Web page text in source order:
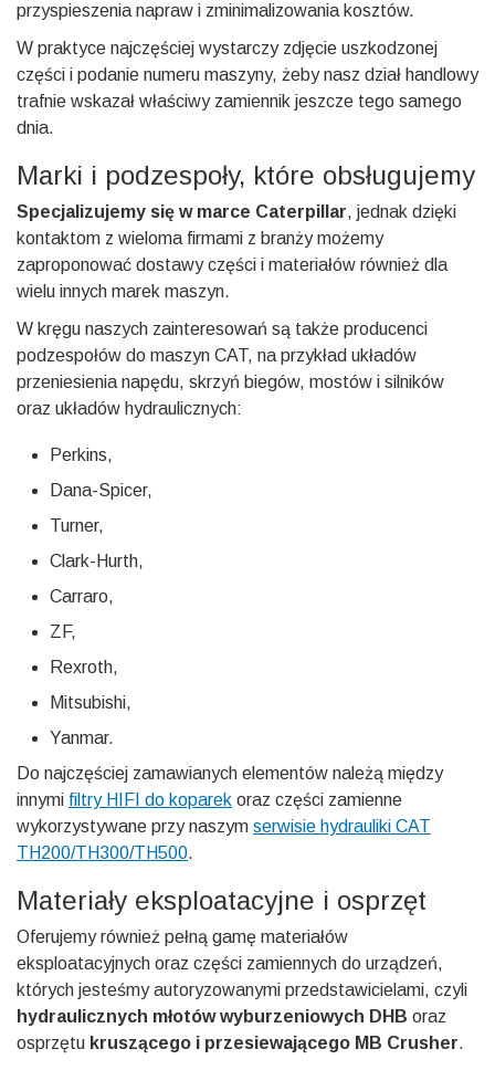
przyspieszenia napraw i zminimalizowania kosztów.
W praktyce najczęściej wystarczy zdjęcie uszkodzonej
części i podanie numeru maszyny, żeby nasz dział handlowy
trafnie wskazał właściwy zamiennik jeszcze tego samego
dnia.
Marki i podzespoły, które obsługujemy
Specjalizujemy się w marce Caterpillar, jednak dzięki
kontaktom z wieloma firmami z branży możemy
zaproponować dostawy części i materiałów również dla
wielu innych marek maszyn.
W kręgu naszych zainteresowań są także producenci
podzespołów do maszyn CAT, na przykład układów
przeniesienia napędu, skrzyń biegów, mostów i silników
oraz układów hydraulicznych:
Perkins,
Dana-Spicer,
Turner,
Clark-Hurth,
Carraro,
ZF,
Rexroth,
Mitsubishi,
Yanmar.
Do najczęściej zamawianych elementów należą między
innymi filtry HIFI do koparek oraz części zamienne
wykorzystywane przy naszym serwisie hydrauliki CAT
TH200/TH300/TH500.
Materiały eksploatacyjne i osprzęt
Oferujemy również pełną gamę materiałów
eksploatacyjnych oraz części zamiennych do urządzeń,
których jesteśmy autoryzowanymi przedstawicielami, czyli
hydraulicznych młotów wyburzeniowych DHB oraz
osprzętu kruszącego i przesiewającego MB Crusher.